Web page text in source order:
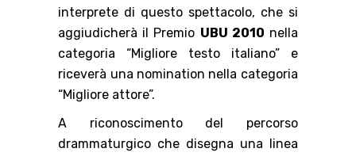
interprete di questo spettacolo, che si
aggiudicherà il Premio UBU 2010 nella
categoria “Migliore testo italiano” e
riceverà una nomination nella categoria
“Migliore attore”.
A riconoscimento del percorso
drammaturgico che disegna una linea